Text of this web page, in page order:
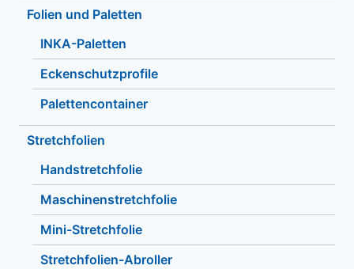
Folien und Paletten
INKA-Paletten
Eckenschutzprofile
Palettencontainer
Stretchfolien
Handstretchfolie
Maschinenstretchfolie
Mini-Stretchfolie
Stretchfolien-Abroller